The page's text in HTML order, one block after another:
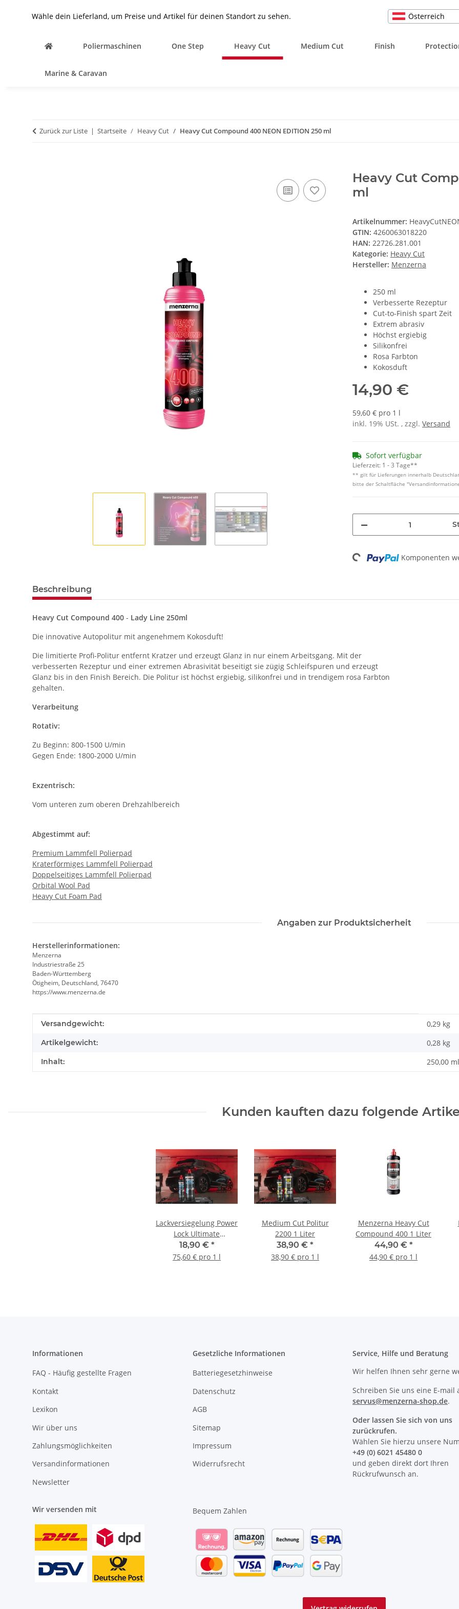
Wähle dein Lieferland, um Preise und Artikel für deinen Standort zu sehen. Österreich
Poliermaschinen One Step Heavy Cut Medium Cut Finish
Marine & Caravan
Zurück zur Liste Startseite Heavy Cut Heavy Cut Compound 400 NEON EDITION 250 ml
Heavy Cut
ml
Artikelnummer:
GTIN: 4260063018220
HAN: 22726.281.001
Kategorie: Heavy Cut
Hersteller: Menzerna
250 ml
Verbesserte Rezeptur
Cut-to-Finish spart Zeit
Extrem abrasiv
Höchst ergiebig
Silikonfrei
Rosa Farbton
Kokosduft
14,90 €
59,60 € pro 1 l
inkl. 19% USt. , zzgl. Versand
Sofort verfügbar
Lieferzeit: 1 - 3 Tage**
** gilt für Lieferungen innerhalb
bitte der Schaltfläche
Loading... Komponenten
Beschreibung
Heavy Cut Compound 400 - Lady Line 250ml
Die innovative Autopolitur mit angenehmem Kokosduft!
Die limitierte Profi-Politur entfernt Kratzer und erzeugt Glanz in nur einem Arbeitsgang. Mit der
verbesserten Rezeptur und einer extremen Abrasivität beseitigt sie zügig Schleifspuren und erzeugt
Glanz bis in den Finish Bereich. Die Politur ist höchst ergiebig, silikonfrei und in trendigem rosa Farbton
gehalten.
Verarbeitung
Rotativ:
Zu Beginn: 800-1500 U/min
Gegen Ende: 1800-2000 U/min
Exzentrisch:
Vom unteren zum oberen Drehzahlbereich
Abgestimmt auf:
Premium Lammfell Polierpad
Kraterförmiges Lammfell Polierpad
Doppelseitiges Lammfell Polierpad
Orbital Wool Pad
Heavy Cut Foam Pad
Angaben zur Produktsicherheit
Herstellerinformationen:
Menzerna
Industriestraße 25
Baden-Württemberg
Ötigheim, Deutschland, 76470
https://www.menzerna.de
Produkteigenschaft
Wert
Versandgewicht: 0,29 kg
Artikelgewicht: 0,28 kg
Inhalt: 250,00 ml
Kunden kauften dazu folgende
Lackversiegelung Power
Lock Ultimate
Protection 250 ml
18,90 € *
75,60 € pro 1 l
Medium Cut Politur
2200 1 Liter
38,90 € *
38,90 € pro 1 l
Menzerna Heavy Cut
Compound 400 1 Liter
44,90 € *
44,90 € pro 1 l
Informationen
FAQ - Häufig gestellte Fragen
Kontakt
Lexikon
Wir über uns
Zahlungsmöglichkeiten
Versandinformationen
Newsletter
Gesetzliche Informationen
Batteriegesetzhinweise
Datenschutz
AGB
Sitemap
Impressum
Widerrufsrecht
Service, Hilfe und Beratung
Wir helfen Ihnen sehr gerne
Schreiben Sie uns eine E-mail
servus@menzerna-shop.de.
Oder lassen Sie sich von uns
zurückrufen.
Wählen Sie hierzu unsere
+49 (0) 6021 45480 0
und geben direkt dort Ihren
Rückrufwunsch an.
Wir versenden mit Bequem Zahlen